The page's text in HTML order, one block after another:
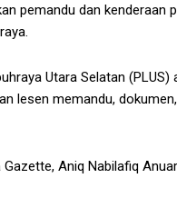
pemandu dan kenderaan
Utara Selatan
lesen memandu,
Aniq Nabilafiq